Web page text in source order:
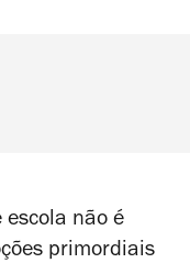
escola não é
primordiais